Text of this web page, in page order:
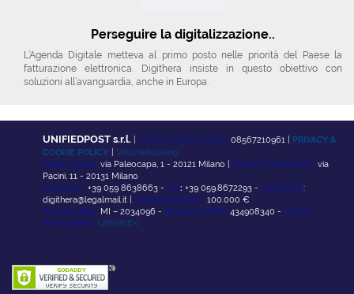
Perseguire la digitalizzazione..
L’Agenda Digitale metteva al primo posto nelle priorità del Paese la
fatturazione elettronica. Digithera insiste in questo obiettivo con
soluzioni all’avanguardia, anche in Europa.
UNIFIEDPOST s.r.l. P.IVA e Codice Fiscale 08567210961 | PRIVACY &
COOKIE POLICY.| Whistleblowing
Sede Legale: via Paleocapa, 1 - 20121 Milano | Sede Commerciale: via
Pacini, 11 - 20131 Milano
Telefono: +39 059 8638663 - Fax: +39 059.8672293 - email PEC:
digithera@legalmail.it | Capitale Sociale: 100.000 €
Numero REA: MI – 2034096 - Numero DUNS: 434908340 - Codice
Destinatario: URSWIEX